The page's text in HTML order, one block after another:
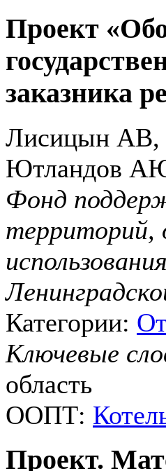
Проект
заказника
Лисицын АВ,
Ютландов
Фонд
территорий,
Категории:
Ключевые
область
ООПТ:
Проект.